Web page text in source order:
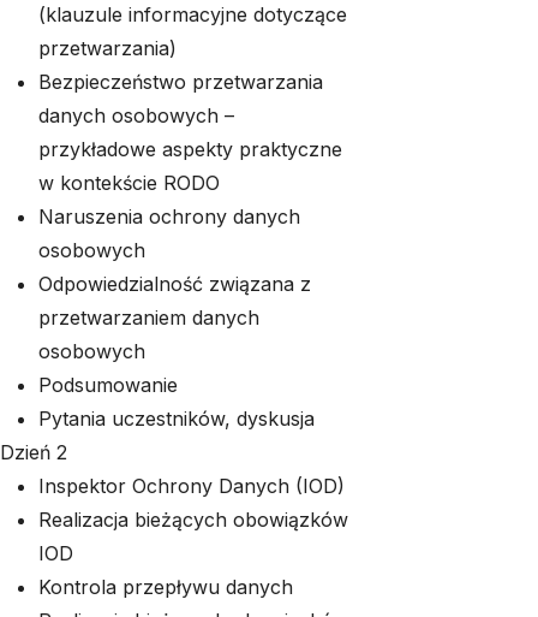
(klauzule informacyjne dotyczące
przetwarzania)
Bezpieczeństwo przetwarzania
danych osobowych –
przykładowe aspekty praktyczne
w kontekście RODO
Naruszenia ochrony danych
osobowych
Odpowiedzialność związana z
przetwarzaniem danych
osobowych
Podsumowanie
Pytania uczestników, dyskusja
Dzień 2
Inspektor Ochrony Danych (IOD)
Realizacja bieżących obowiązków
IOD
Kontrola przepływu danych